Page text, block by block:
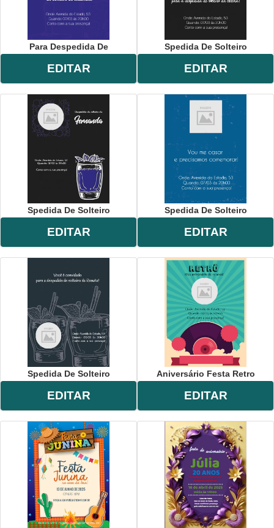
Para Despedida De
EDITAR
Spedida De Solteiro
EDITAR
Spedida De Solteiro
EDITAR
Spedida De Solteiro
EDITAR
Spedida De Solteiro
EDITAR
Aniversário Festa Retro
EDITAR